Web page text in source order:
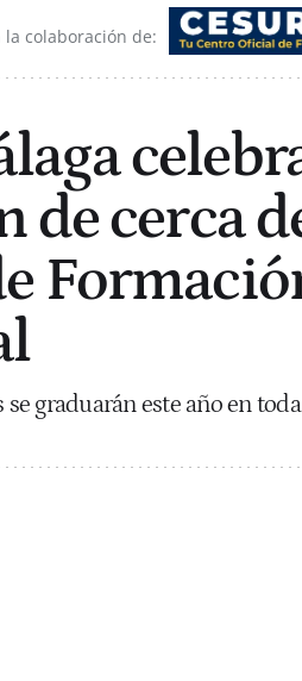
la colaboración de:
de cerca
graduarán este año en